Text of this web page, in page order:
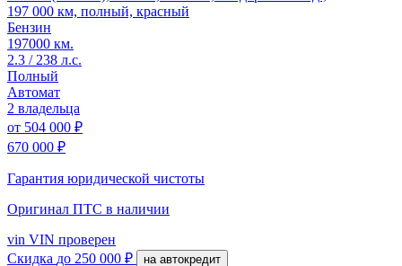
197 000 км, полный, красный
Бензин
197000 км.
2.3 / 238 л.с.
Полный
Автомат
2 владельца
от 504 000 ₽
670 000 ₽
Гарантия юридической чистоты
Оригинал ПТС в наличии
vin VIN проверен
Скидка до 250 000 ₽ на автокредит